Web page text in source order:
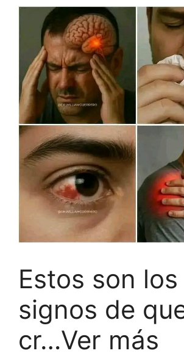
Estos son los
signos de
cr…Ver más